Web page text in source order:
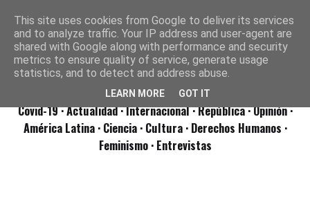
Covid-19· Actualidad· Internacional· República· Opinión·
América Latina · Ciencia · Cultura · Derechos Humanos ·
Feminismo · Entrevistas
This site uses cookies from Google to deliver its services
and to analyze traffic. Your IP address and user-agent are
shared with Google along with performance and security
metrics to ensure quality of service, generate usage
statistics, and to detect and address abuse.
LEARN MORE GOT IT